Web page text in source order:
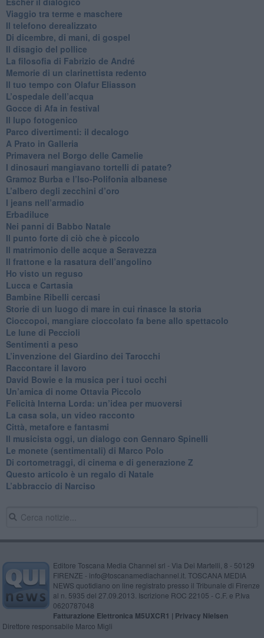
​Viaggio tra terme e maschere
Il telefono derealizzato
​Di dicembre, di mani, di gospel
​Il disagio del pollice
​La filosofia di Fabrizio de André
Memorie di un clarinettista redento
​Il tuo tempo con Olafur Eliasson
​L’ospedale dell’acqua
​Gocce di Afa in festival
​Il lupo fotogenico
​Parco divertimenti: il decalogo
​A Prato in Galleria
​Primavera nel Borgo delle Camelie
I dinosauri mangiavano tortelli di patate?
​Gramoz Burba e l’Iso-Polifonia albanese
L’albero degli zecchini d’oro
​I jeans nell’armadio
Erbadiluce
Nei panni di Babbo Natale
​Il punto forte di ciò che è piccolo
​Il matrimonio delle acque a Seravezza
​Il frattone e la rasatura dell’angolino
​Ho visto un reguso
Lucca e Cartasia
Bambine Ribelli cercasi
Storie di un luogo di mare in cui rinasce la storia
Cioccopoi, mangiare cioccolato fa bene allo spettacolo
​Le lune di Peccioli
​Sentimenti a peso
​L’invenzione del Giardino dei Tarocchi
​Raccontare il lavoro
David Bowie e la musica per i tuoi occhi
Un’amica di nome Ottavia Piccolo
​Felicità Interna Lorda: un’idea per muoversi
​La casa sola, un video racconto
​Città, metafore e fantasmi
Il musicista oggi, un dialogo con Gennaro Spinelli
Le monete (sentimentali) di Marco Polo
​Di cortometraggi, di cinema e di generazione Z
​Questo articolo è un regalo di Natale
L’abbraccio di Narciso
Editore Toscana Media Channel srl - Via Dei Martelli, 8 - 50129
FIRENZE - info@toscanamediachannel.it. TOSCANA MEDIA
NEWS quotidiano on line registrato presso il Tribunale di Firenze
al n. 5935 del 27.09.2013. Iscrizione ROC 22105 - C.F. e P.Iva
0620787048
Fatturazione Elettronica M5UXCR1 | Privacy Nielsen
Direttore responsabile Marco Migli